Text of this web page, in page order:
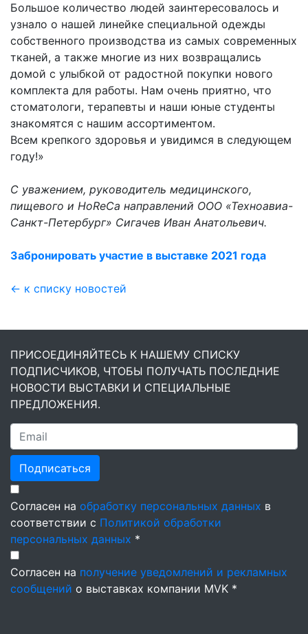
Большое количество людей заинтересовалось и
узнало о нашей линейке специальной одежды
собственного производства из самых современных
тканей, а также многие из них возвращались
домой с улыбкой от радостной покупки нового
комплекта для работы. Нам очень приятно, что
стоматологи, терапевты и наши юные студенты
знакомятся с нашим ассортиментом.
Всем крепкого здоровья и увидимся в следующем
году!»
С уважением, руководитель медицинского,
пищевого и HoReCa направлений ООО «Техноавиа-
Санкт-Петербург» Сигачев Иван Анатольевич.
Забронировать участие в выставке 2021 года
← к списку новостей
ПРИСОЕДИНЯЙТЕСЬ К НАШЕМУ СПИСКУ
ПОДПИСЧИКОВ, ЧТОБЫ ПОЛУЧАТЬ ПОСЛЕДНИЕ
НОВОСТИ ВЫСТАВКИ И СПЕЦИАЛЬНЫЕ
ПРЕДЛОЖЕНИЯ.
Подписаться
Согласен на обработку персональных данных в
соответствии с Политикой обработки
персональных данных *
Согласен на получение уведомлений и рекламных
сообщений о выставках компании MVK *